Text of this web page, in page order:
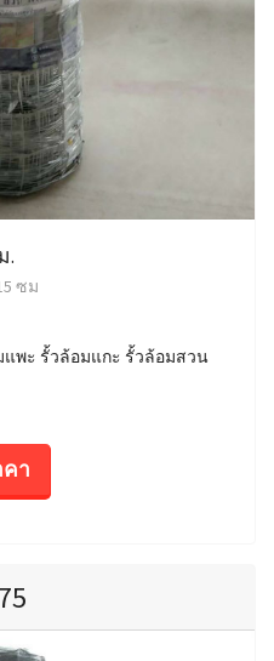
.
ซม
พะ รั้วล้อมแกะ รั้วล้อมสวน
า